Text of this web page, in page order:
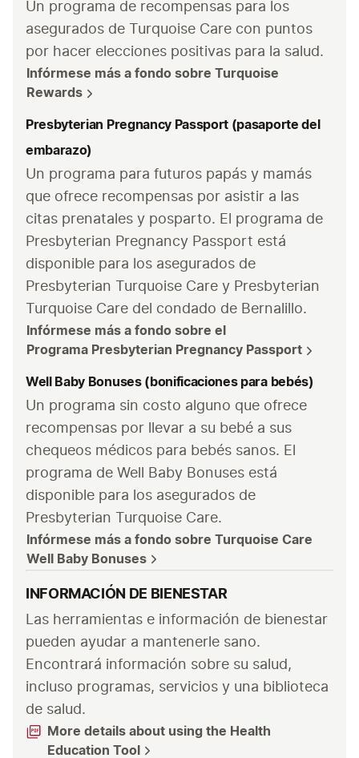
Un programa de recompensas para los
asegurados de Turquoise Care con puntos
por hacer elecciones positivas para la salud.
Infórmese más a fondo sobre Turquoise
Rewards
Presbyterian Pregnancy Passport (pasaporte del
embarazo)
Un programa para futuros papás y mamás
que ofrece recompensas por asistir a las
citas prenatales y posparto. El programa de
Presbyterian Pregnancy Passport está
disponible para los asegurados de
Presbyterian Turquoise Care y Presbyterian
Turquoise Care del condado de Bernalillo.
Infórmese más a fondo sobre el
Programa Presbyterian Pregnancy Passport
Well Baby Bonuses (bonificaciones para bebés)
Un programa sin costo alguno que ofrece
recompensas por llevar a su bebé a sus
chequeos médicos para bebés sanos. El
programa de Well Baby Bonuses está
disponible para los asegurados de
Presbyterian Turquoise Care.
Infórmese más a fondo sobre Turquoise Care
Well Baby Bonuses
INFORMACIÓN DE BIENESTAR
Las herramientas e información de bienestar
pueden ayudar a mantenerle sano.
Encontrará información sobre su salud,
incluso programas, servicios y una biblioteca
de salud.
More details about using the Health
Education Tool